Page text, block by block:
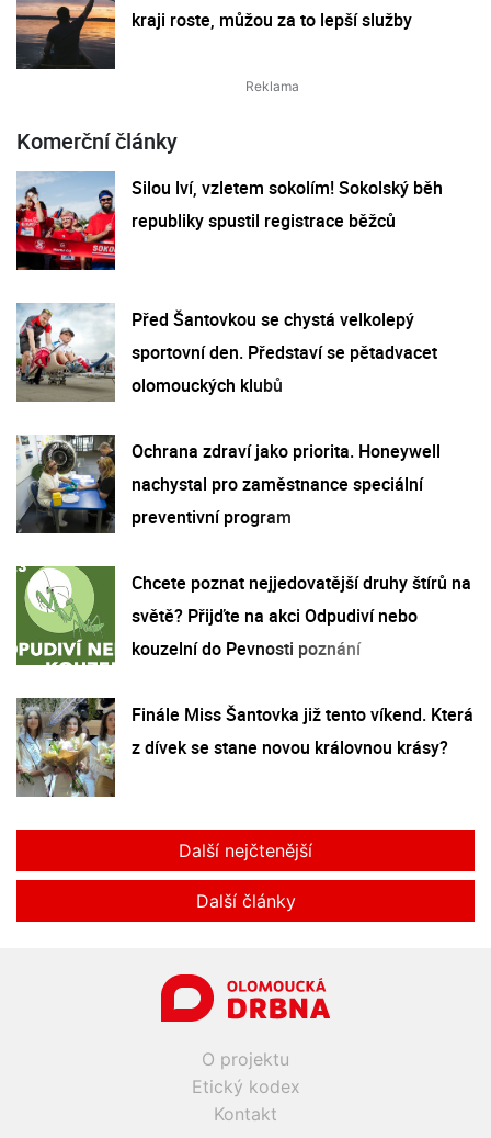
kraji roste, můžou za to lepší služby
Komerční články
Silou lví, vzletem sokolím! Sokolský běh
republiky spustil registrace běžců
Před Šantovkou se chystá velkolepý
sportovní den. Představí se pětadvacet
olomouckých klubů
Ochrana zdraví jako priorita. Honeywell
nachystal pro zaměstnance speciální
preventivní program
Chcete poznat nejjedovatější druhy štírů na
světě? Přijďte na akci Odpudiví nebo
kouzelní do Pevnosti poznání
Finále Miss Šantovka již tento víkend. Která
z dívek se stane novou královnou krásy?
Další nejčtenější
Další články
O projektu
Etický kodex
Kontakt